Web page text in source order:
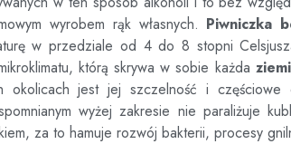
wyrobem rąk własnych. Piwniczka
w przedziale od 4 do 8 stopni
którą skrywa w sobie każda
okolicach jest jej szczelność i częściowe
wyżej zakresie nie paraliżuje
za to hamuje rozwój bakterii, procesy